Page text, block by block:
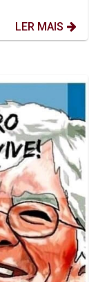
LER MAIS